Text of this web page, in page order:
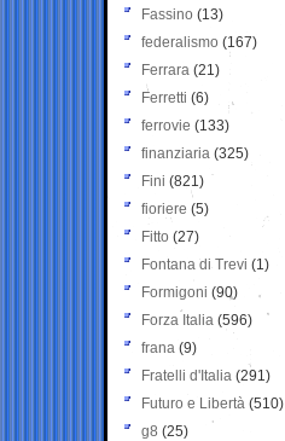
Fassino (13)
federalismo (167)
Ferrara (21)
Ferretti (6)
ferrovie (133)
finanziaria (325)
Fini (821)
fioriere (5)
Fitto (27)
Fontana di Trevi (1)
Formigoni (90)
Forza Italia (596)
frana (9)
Fratelli d'Italia (291)
Futuro e Libertà (510)
g8 (25)